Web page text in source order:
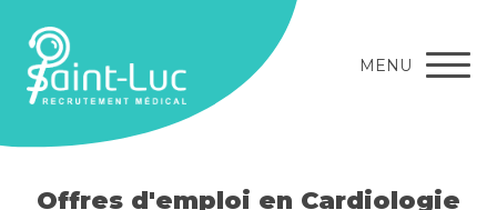
MENU
Offres d'emploi en Cardiologie